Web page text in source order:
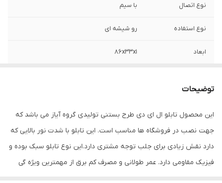
نوع اتصال با سیم
نوع استفاده رو شیشه ای
ابعاد 86x33x1
توضیحات
این محصول تابلو ال ای دی طرح بستنی تولیدی گروه آیاز می باشد که
جهت نصب در فروشگاه ها مناسب است. این تابلو با شدت نور بالایی که
دارد نقش زیادی برای جلب توجه مشتری دارد.این نوع تابلو سبک بوده و
فیزیک مقاومی دارد. عمر طولانی و مصرف کم برق از مهمترین ویژه گی